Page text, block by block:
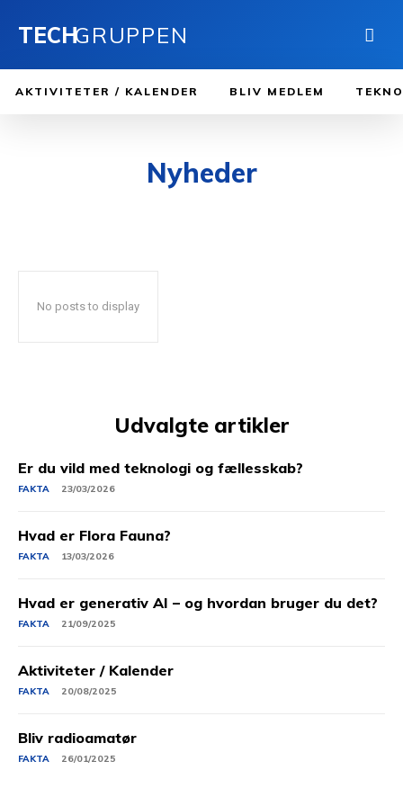
TECHGRUPPEN
AKTIVITETER / KALENDER BLIV MEDLEM
Nyheder
No posts to display
Udvalgte artikler
Er du vild med teknologi og fællesskab?
FAKTA 23/03/2026
Hvad er Flora Fauna?
FAKTA 13/03/2026
Hvad er generativ AI – og hvordan bruger du det?
FAKTA 21/09/2025
Aktiviteter / Kalender
FAKTA 20/08/2025
Bliv radioamatør
FAKTA 26/01/2025